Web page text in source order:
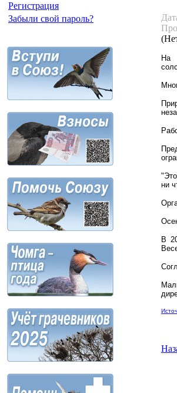
Регистрация
Забыли свой пароль?
На
ни
В